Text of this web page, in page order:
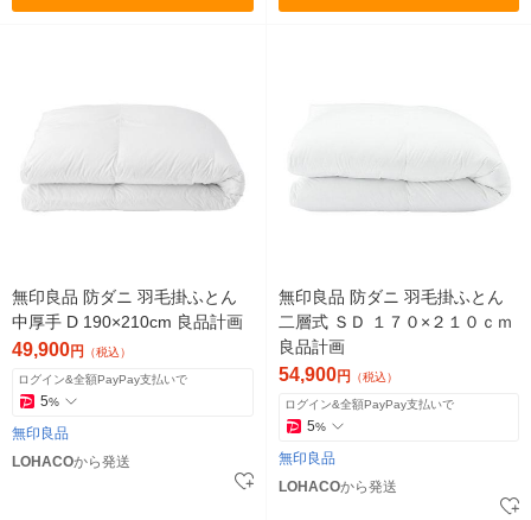
無印良品 防ダニ 羽毛掛ふとん
中厚手 D 190×210cm 良品計画
49,900円 （税込）
ログイン&全額PayPay支払いで
5%
無印良品
LOHACOから発送
無印良品 防ダニ 羽毛掛ふとん
二層式 ＳＤ １７０×２１０ｃｍ
良品計画
54,900円 （税込）
ログイン&全額PayPay支払いで
5%
無印良品
LOHACOから発送